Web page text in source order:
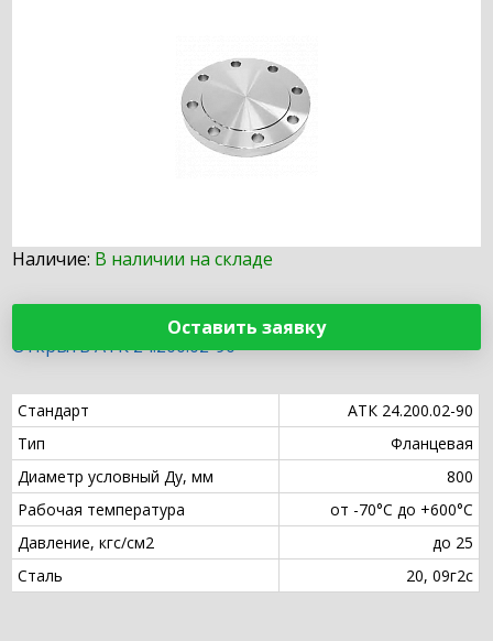
Наличие: В наличии на складе
Оставить заявку
Открыть АТК 24.200.02-90
Стандарт
АТК 24.200.02-90
Тип
Фланцевая
Диаметр условный Ду, мм
800
Рабочая температура
от -70°С до +600°С
Давление, кгс/см2
до 25
Сталь
20, 09г2с